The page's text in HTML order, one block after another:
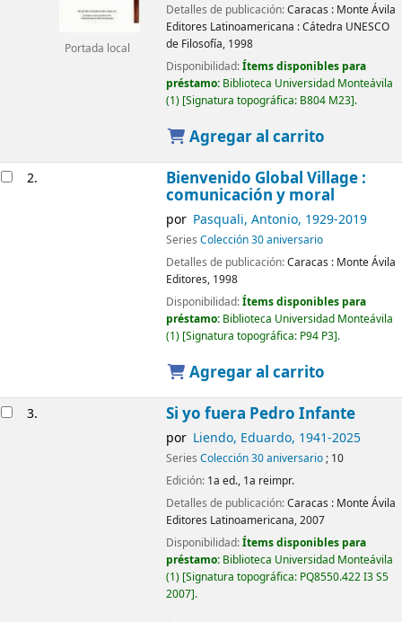
Portada local
Detalles de publicación:Caracas : Monte Ávila
Editores Latinoamericana : Cátedra UNESCO
de Filosofía, 1998
Disponibilidad:Ítems disponibles para
préstamo: Biblioteca Universidad Monteávila
(1) Signatura topográfica: B804 M23 .
Agregar al carrito
2. Bienvenido Global Village :
comunicación y moral
por Pasquali, Antonio, 1929-2019
Series Colección 30 aniversario
Detalles de publicación:Caracas : Monte Ávila
Editores, 1998
Disponibilidad:Ítems disponibles para
préstamo: Biblioteca Universidad Monteávila
(1) Signatura topográfica: P94 P3 .
Agregar al carrito
3. Si yo fuera Pedro Infante
por Liendo, Eduardo, 1941-2025
Series Colección 30 aniversario; 10
Edición: 1a ed., 1a reimpr.
Detalles de publicación:Caracas : Monte Ávila
Editores Latinoamericana,2007
Disponibilidad:Ítems disponibles para
préstamo: Biblioteca Universidad Monteávila
(1) Signatura topográfica: PQ8550.422 I3 S5
2007 .